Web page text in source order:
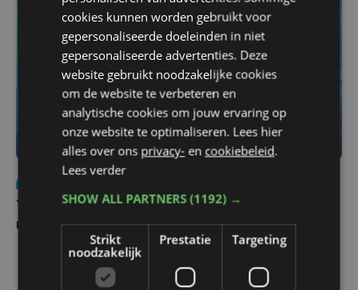
Yaro (19), slachtoffer van vechtpartij, is na
maandenlange coma overleden
cookies kunnen worden gebruikt voor
gepersonaliseerde doeleinden in niet
gepersonaliseerde advertenties. Deze
website gebruikt noodzakelijke cookies
om de website te verbeteren en
analytische cookies om jouw ervaring op
onze website te optimaliseren. Lees hier
alles over ons privacy- en cookiebeleid.
Lees verder
SHOW ALL PARTNERS(1192) →
Strikt
noodzakelijk
Prestatie Targeting